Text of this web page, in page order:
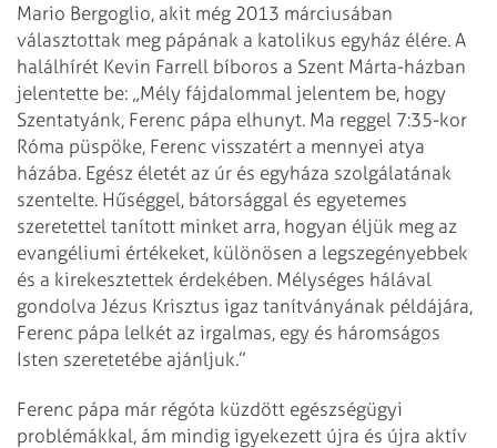
Mario Bergoglio, akit még 2013 márciusában
választottak meg pápának a katolikus egyház élére. A
halálhírét Kevin Farrell bíboros a Szent Márta-házban
jelentette be: „Mély fájdalommal jelentem be, hogy
Szentatyánk, Ferenc pápa elhunyt. Ma reggel 7:35-kor
Róma püspöke, Ferenc visszatért a mennyei atya
házába. Egész életét az úr és egyháza szolgálatának
szentelte. Hűséggel, bátorsággal és egyetemes
szeretettel tanított minket arra, hogyan éljük meg az
evangéliumi értékeket, különösen a legszegényebbek
és a kirekesztettek érdekében. Mélységes hálával
gondolva Jézus Krisztus igaz tanítványának példájára,
Ferenc pápa lelkét az irgalmas, egy és háromságos
Isten szeretetébe ajánljuk.”
Ferenc pápa már régóta küzdött egészségügyi
problémákkal, ám mindig igyekezett újra és újra aktív